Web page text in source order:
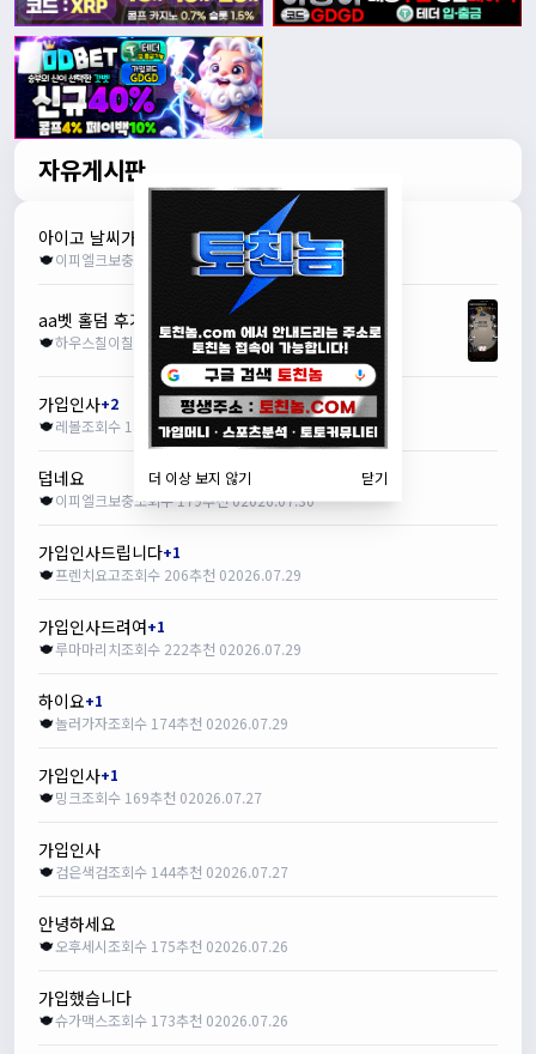
자유게시판
아이고 날씨가
이피엘크보충 추천 02026.08.07
aa벳 홀덤 후기
하우스칠이칠
조회수 130추천 02026.08.04
가입인사+2
레볼조회수 182 추천 02026.07.30
덥네요
이피엘크보충조회수 179추천 02026.07.30
가입인사드립니다+1
프렌치요고조회수 206추천 02026.07.29
가입인사드려여+1
루마마리치조회수 222추천 02026.07.29
하이요+1
놀러가자조회수 174추천 02026.07.29
가입인사+1
밍크조회수 169추천 02026.07.27
가입인사
검은색검조회수 144추천 02026.07.27
안녕하세요
오후세시조회수 175추천 02026.07.26
가입했습니다
슈가맥스조회수 173추천 02026.07.26
더 이상 보지 않기 닫기